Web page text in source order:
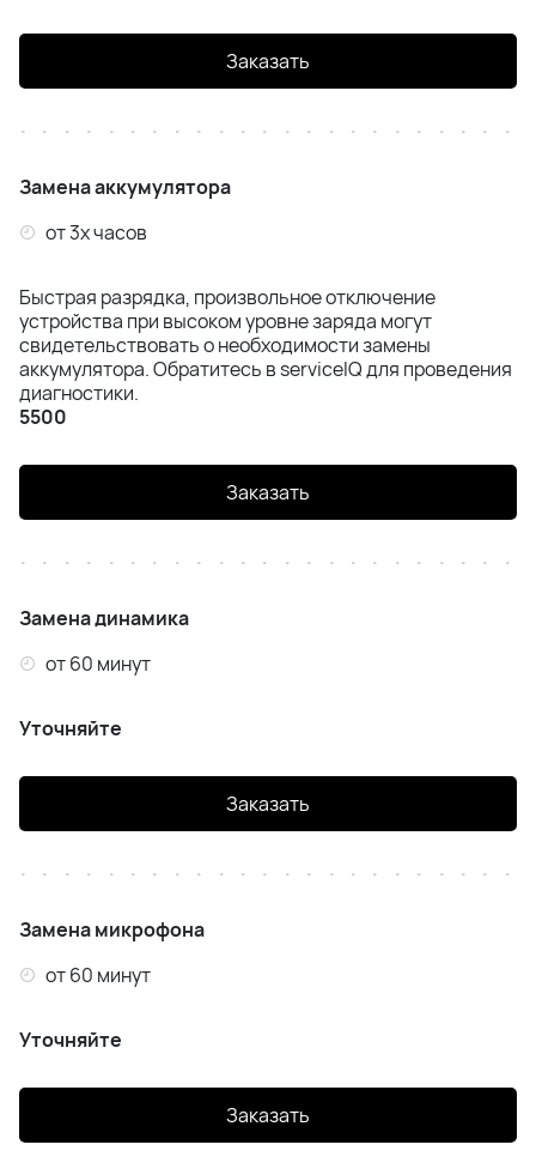
Заказать
Замена аккумулятора
от 3х часов
Быстрая разрядка, произвольное отключение
устройства при высоком уровне заряда могут
свидетельствовать о необходимости замены
аккумулятора. Обратитесь в serviceIQ для проведения
диагностики.
5500
Заказать
Замена динамика
от 60 минут
Уточняйте
Заказать
Замена микрофона
от 60 минут
Уточняйте
Заказать